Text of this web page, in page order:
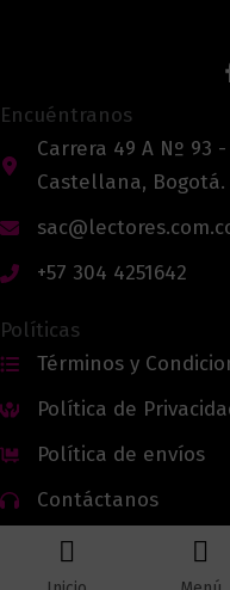
Encuéntranos
Carrera 49 A Nº 93
Castellana, Bogotá.
+57 304 4251642
Políticas
Términos y
Política de
Política de envíos
Contáctanos